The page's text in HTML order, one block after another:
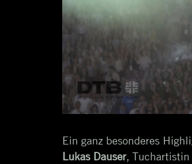
Ein ganz besonderes
Lukas Dauser, Tuchartistin